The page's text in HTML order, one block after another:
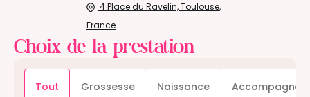
4 Place du Ravelin, Toulouse,
France
Choix de la prestation
Tout Grossesse Naissance